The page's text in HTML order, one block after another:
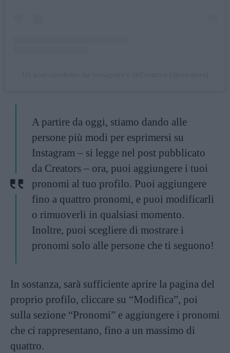
A partire da oggi, stiamo dando alle
persone più modi per esprimersi su
Instagram – si legge nel post pubblicato
da Creators – ora, puoi aggiungere i tuoi
pronomi al tuo profilo. Puoi aggiungere
fino a quattro pronomi, e puoi modificarli
o rimuoverli in qualsiasi momento.
Inoltre, puoi scegliere di mostrare i
pronomi solo alle persone che ti seguono!
In sostanza, sarà sufficiente aprire la pagina del
proprio profilo, cliccare su “Modifica”, poi
sulla sezione “Pronomi” e aggiungere i pronomi
che ci rappresentano, fino a un massimo di
quattro.